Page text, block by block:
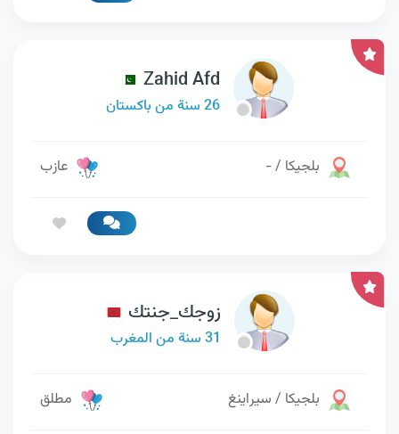
Zahid Afd
26 سنة من باكستان
بلجيكا / - عازب
زوجك_جنتك
31 سنة من المغرب
بلجيكا / سيراينغ مطلق